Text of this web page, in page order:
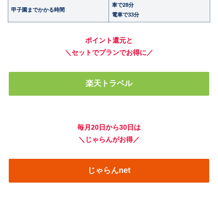
甲子園までかかる時間
車で28分
電車で33分
ポイント還元と
＼セットでプランでお得に／
楽天トラベル
毎月20日から30日は
＼じゃらんがお得／
じゃらんnet